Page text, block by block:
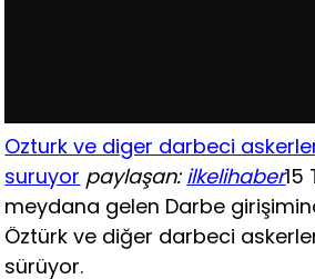
Ozturk ve diger darbeci
suruyor paylaşan: ilkelihaber15
meydana gelen Darbe
Öztürk ve diğer darbeci
sürüyor.